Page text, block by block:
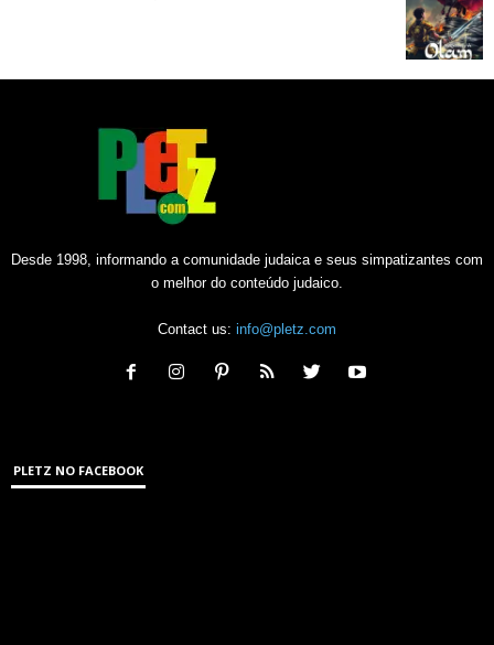
Desde 1998, informando a comunidade judaica e seus simpatizantes com
o melhor do conteúdo judaico.
Contact us: info@pletz.com
PLETZ NO FACEBOOK